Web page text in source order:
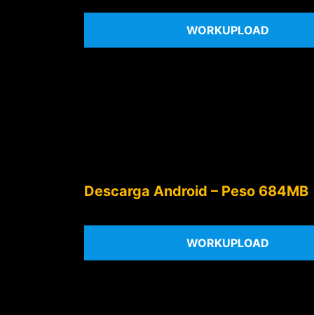
WORKUPLOAD
Descarga Android – Peso 684MB
WORKUPLOAD